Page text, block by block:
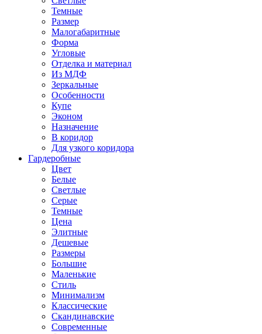
Темные
Размер
Малогабаритные
Форма
Угловые
Отделка и материал
Из МДФ
Зеркальные
Особенности
Купе
Эконом
Назначение
В коридор
Для узкого коридора
Гардеробные
Цвет
Белые
Светлые
Серые
Темные
Цена
Элитные
Дешевые
Размеры
Большие
Маленькие
Стиль
Минимализм
Классические
Скандинавские
Современные